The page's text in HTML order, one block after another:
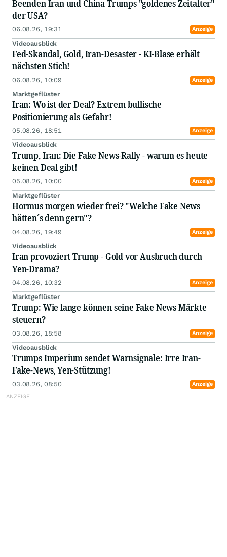
Beenden Iran und China Trumps "goldenes Zeitalter"
der USA?
06.08.26, 19:31 Anzeige
Videoausblick
Fed-Skandal, Gold, Iran-Desaster - KI-Blase erhält
nächsten Stich!
06.08.26, 10:09 Anzeige
Marktgeflüster
Iran: Wo ist der Deal? Extrem bullische
Positionierung als Gefahr!
05.08.26, 18:51 Anzeige
Videoausblick
Trump, Iran: Die Fake News-Rally - warum es heute
keinen Deal gibt!
05.08.26, 10:00 Anzeige
Marktgeflüster
Hormus morgen wieder frei? "Welche Fake News
hätten´s denn gern"?
04.08.26, 19:49 Anzeige
Videoausblick
Iran provoziert Trump - Gold vor Ausbruch durch
Yen-Drama?
04.08.26, 10:32 Anzeige
Marktgeflüster
Trump: Wie lange können seine Fake News Märkte
steuern?
03.08.26, 18:58 Anzeige
Videoausblick
Trumps Imperium sendet Warnsignale: Irre Iran-
Fake-News, Yen-Stützung!
03.08.26, 08:50 Anzeige